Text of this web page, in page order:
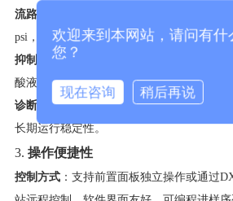
流路材料
：全PEEK材质流路耐腐蚀（pH
psi，流速范围0.5-4 mL/min，适应高盐或复
抑制技术：电解膜抑制器（ASRS/CSRS）
酸液，寿命长且维护简便。
诊断功能：内置漏液检测、故障诊断及温
长期运行稳定性。
3. ​ 操作便捷性
控制方式：支持前置面板独立操作或通过
欢迎来到本网站，请问有什
您？
现在咨询 稍后再说